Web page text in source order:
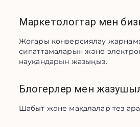
Маркетологтар мен
Жоғары конверсиялау
сипаттамаларын және
науқандарын жазыңыз.
Блогерлер мен
Шабыт және мақалалар тез